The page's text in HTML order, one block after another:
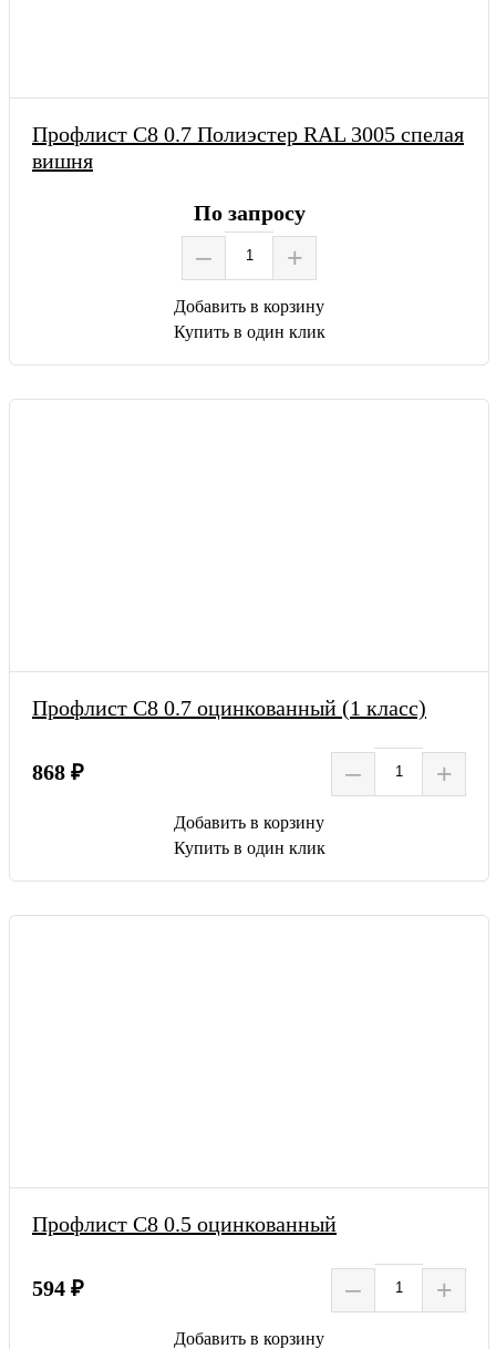
Профлист С8 0.7 Полиэстер RAL 3005 спелая
вишня
По запросу
– +
Добавить в корзину
Купить в один клик
Профлист С8 0.7 оцинкованный (1 класс)
868 ₽ – +
Добавить в корзину
Купить в один клик
Профлист С8 0.5 оцинкованный
594 ₽ – +
Добавить в корзину